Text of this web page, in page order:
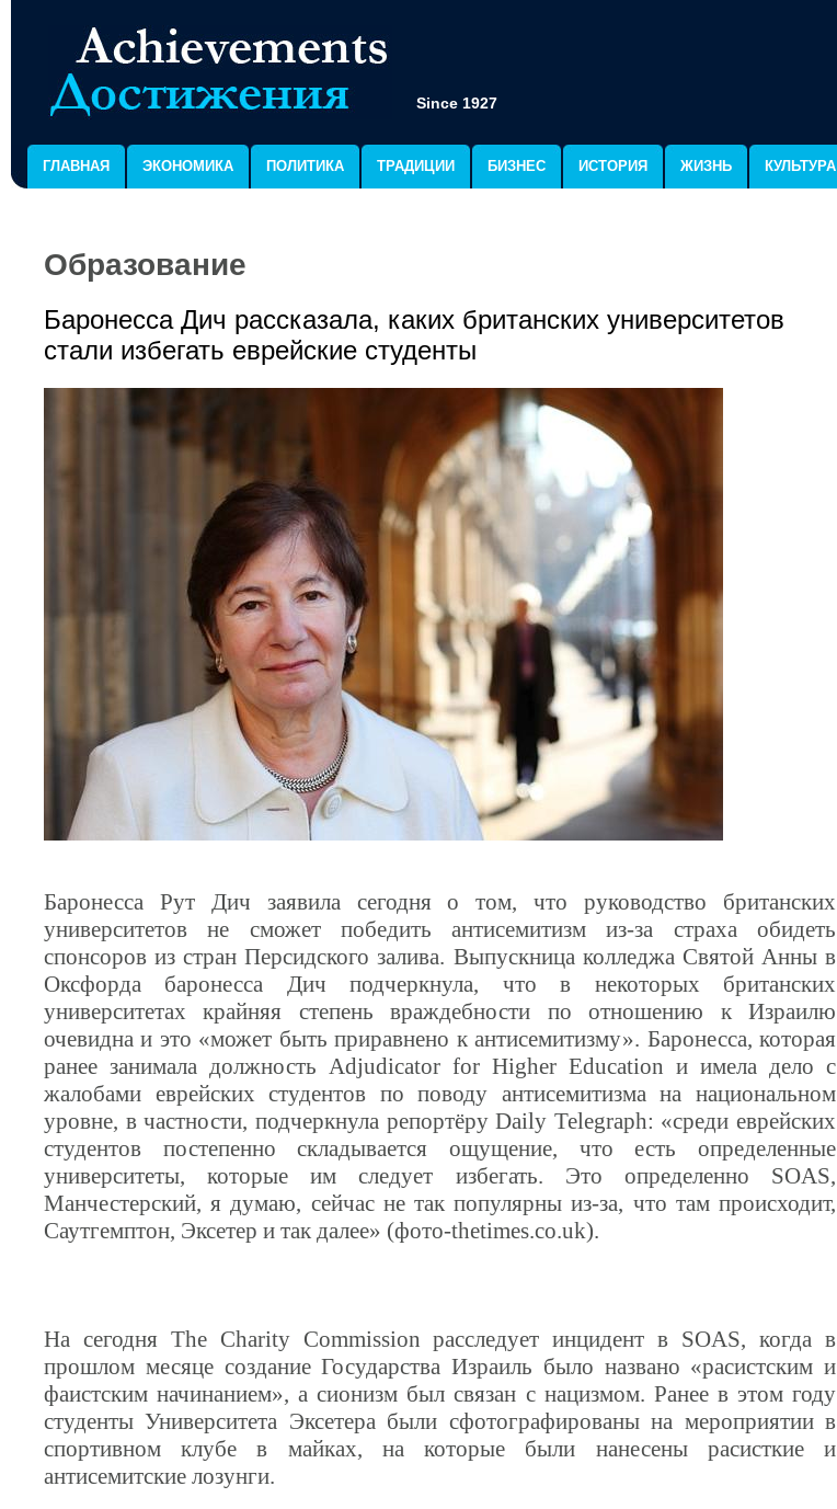
Since 1927
ГЛАВНАЯ ЭКОНОМИКА ПОЛИТИКА ТРАДИЦИИ БИЗНЕС ИСТОРИЯ ЖИЗНЬ КУЛЬТУРА
Образование
Баронесса Дич рассказала, каких британских университетов
стали избегать еврейские студенты
Баронесса Рут Дич заявила сегодня о том, что руководство британских
университетов не сможет победить антисемитизм из-за страха обидеть
спонсоров из стран Персидского залива. Выпускница колледжа Святой Анны в
Оксфорда баронесса Дич подчеркнула, что в некоторых британских
университетах крайняя степень враждебности по отношению к Израилю
очевидна и это «может быть приравнено к антисемитизму». Баронесса, которая
ранее занимала должность Adjudicator for Higher Education и имела дело с
жалобами еврейских студентов по поводу антисемитизма на национальном
уровне, в частности, подчеркнула репортёруDaily Telegraph: «среди еврейских
студентов постепенно складывается ощущение, что есть определенные
университеты, которые им следует избегать. Это определенно SOAS,
Манчестерский, я думаю, сейчас не так популярны из-за, что там происходит,
Саутгемптон, Эксетер и так далее» (фото-thetimes.co.uk).
На сегодня The Charity Commission расследует инцидент в SOAS,когда в
прошлом месяце создание Государства Израиль было названо «расистским и
фаистским начинанием», а сионизм был связан с нацизмом. Ранее в этом году
студенты Университета Эксетера были сфотографированы на мероприятии в
спортивном клубе в майках, на которые были нанесены расисткие и
антисемитские лозунги.